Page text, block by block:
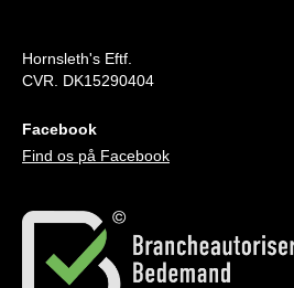
Hornsleth's Eftf.
CVR. DK15290404
Facebook
Find os på Facebook